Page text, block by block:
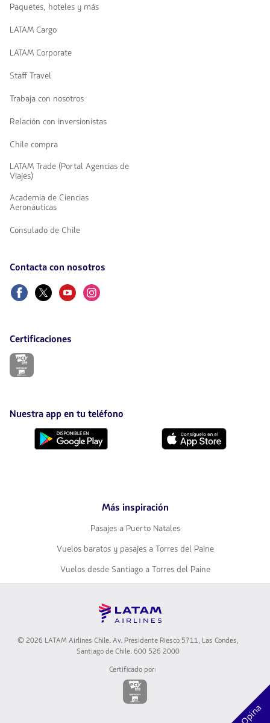
Paquetes, hoteles y más
LATAM Cargo
LATAM Corporate
Staff Travel
Trabaja con nosotros
Relación con inversionistas
Chile compra
LATAM Trade (Portal Agencias de
Viajes)
Academia de Ciencias
Aeronáuticas
Consulado de Chile
Contacta con nosotros
FacebookTwitterYoutubeInstagram
Certificaciones
El
nueva
pestaña.
Nuestra app en tu teléfono
Descárgala
Descárgala
Más inspiración
Pasajes a Puerto Natales
Vuelos baratos y pasajes a Torres del Paine
Vuelos desde Santiago a Torres del Paine
© 2026 LATAM Airlines Chile. Av. Presidente Riesco 5711, Las Condes,
Santiago de Chile. 600 526 2000
Certificado por:
El
Opina